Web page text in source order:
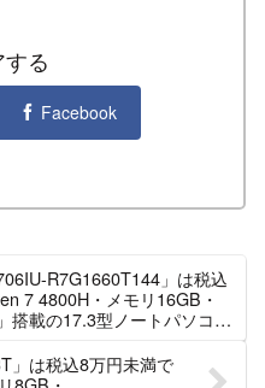
る
Facebook
R7G1660T144」は税込
7 4800H・メモリ16GB・
搭載の17.3型ノートパソコン
」は税込8万円未満で